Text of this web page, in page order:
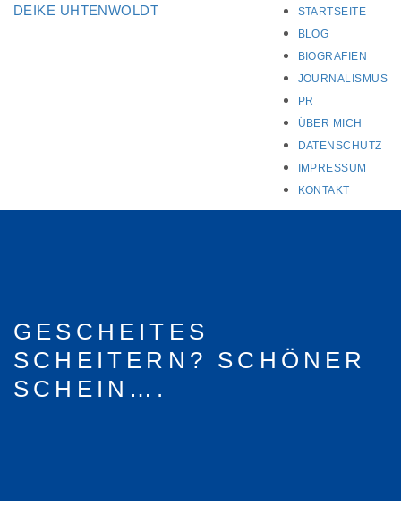
DEIKE UHTENWOLDT
STARTSEITE
BLOG
BIOGRAFIEN
JOURNALISMUS
PR
ÜBER MICH
DATENSCHUTZ
IMPRESSUM
KONTAKT
GESCHEITES
SCHEITERN? SCHÖNER
SCHEIN….